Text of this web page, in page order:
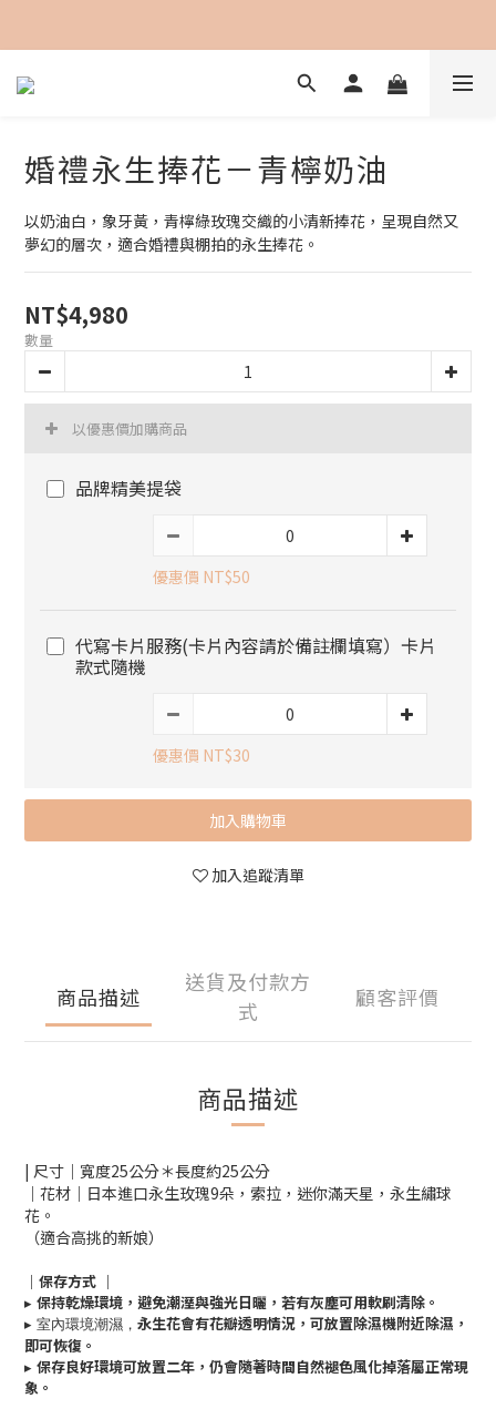
加入會員即可享用購物金100元折抵
婚禮永生捧花－青檸奶油
以奶油白，象牙黃，青檸綠玫瑰交織的小清新捧花，呈現自然又
夢幻的層次，適合婚禮與棚拍的永生捧花。
NT$4,980
數量
以優惠價加購商品
品牌精美提袋
優惠價 NT$50
代寫卡片服務(卡片內容請於備註欄填寫）卡片
款式隨機
優惠價 NT$30
加入購物車
加入追蹤清單
商品描述
送貨及付款方
式
顧客評價
商品描述
| 尺寸｜寬度25公分＊長度約25公分
｜花材｜日本進口永生玫瑰9朵，索拉，迷你滿天星，永生繡球
花。
（適合高挑的新娘）
｜保存方式 ｜
▸ 保持乾燥環境，避免潮溼與強光日曬，若有灰塵可用軟刷清除。
▸ 室內環境潮濕， 永生花會有花瓣透明情況，可放置除濕機附近除濕，
即可恢復。
▸ 保存良好環境可放置二年，仍會隨著時間自然褪色風化掉落屬正常現
象。